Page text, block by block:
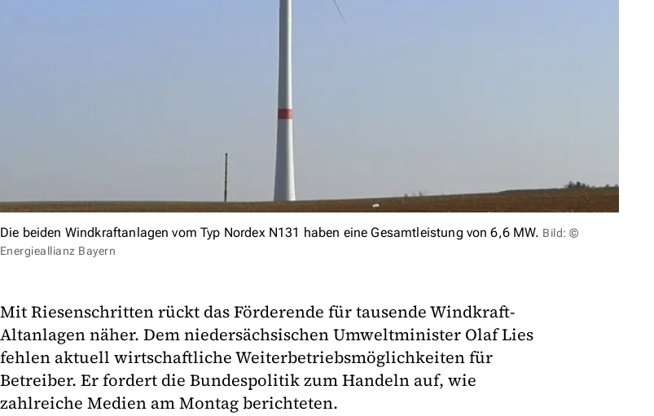
Die beiden Windkraftanlagen vom Typ Nordex N131 haben eine Gesamtleistung von 6,6 MW. Bild: ©
Energieallianz Bayern
Mit Riesenschritten rückt das Förderende für tausende Windkraft-
Altanlagen näher. Dem niedersächsischen Umweltminister Olaf Lies
fehlen aktuell wirtschaftliche Weiterbetriebsmöglichkeiten für
Betreiber. Er fordert die Bundespolitik zum Handeln auf, wie
zahlreiche Medien am Montag berichteten.